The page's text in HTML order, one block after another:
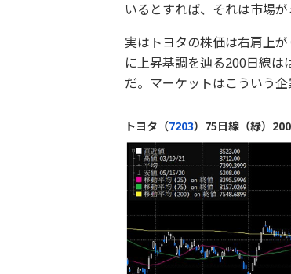
いるとすれば、それは市場
実はトヨタの株価は右肩上
に上昇基調を辿る200日線
だ。マーケットはこういう企
トヨタ（7203）75日線（緑）200